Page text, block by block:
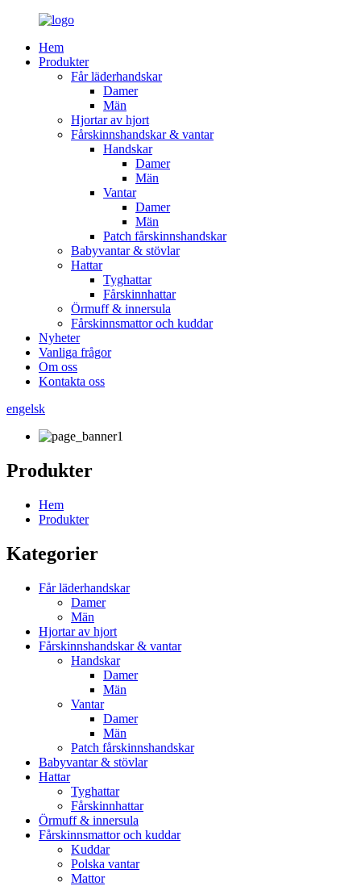
Hem
Produkter
Får läderhandskar
Damer
Män
Hjortar av hjort
Fårskinnshandskar & vantar
Handskar
Damer
Män
Vantar
Damer
Män
Patch fårskinnshandskar
Babyvantar & stövlar
Hattar
Tyghattar
Fårskinnhattar
Örmuff & innersula
Fårskinnsmattor och kuddar
Nyheter
Vanliga frågor
Om oss
Kontakta oss
engelsk
Produkter
Hem
Produkter
Kategorier
Får läderhandskar
Damer
Män
Hjortar av hjort
Fårskinnshandskar & vantar
Handskar
Damer
Män
Vantar
Damer
Män
Patch fårskinnshandskar
Babyvantar & stövlar
Hattar
Tyghattar
Fårskinnhattar
Örmuff & innersula
Fårskinnsmattor och kuddar
Kuddar
Polska vantar
Mattor